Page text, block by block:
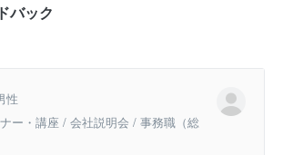
バック
性
ー・講座 / 会社説明会 / 事務職（総